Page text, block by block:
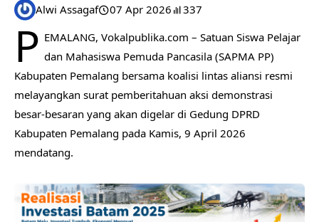
Alwi Assagaf 07 Apr 2026 337
P EMALANG, Vokalpublika.com – Satuan Siswa Pelajar
dan Mahasiswa Pemuda Pancasila (SAPMA PP)
Kabupaten Pemalang bersama koalisi lintas aliansi resmi
melayangkan surat pemberitahuan aksi demonstrasi
besar-besaran yang akan digelar di Gedung DPRD
Kabupaten Pemalang pada Kamis, 9 April 2026
mendatang.